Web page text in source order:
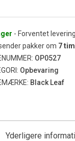
- Forventet levering
pakker om 7
OP0527
Opbevaring
Black Leaf
Yderligere